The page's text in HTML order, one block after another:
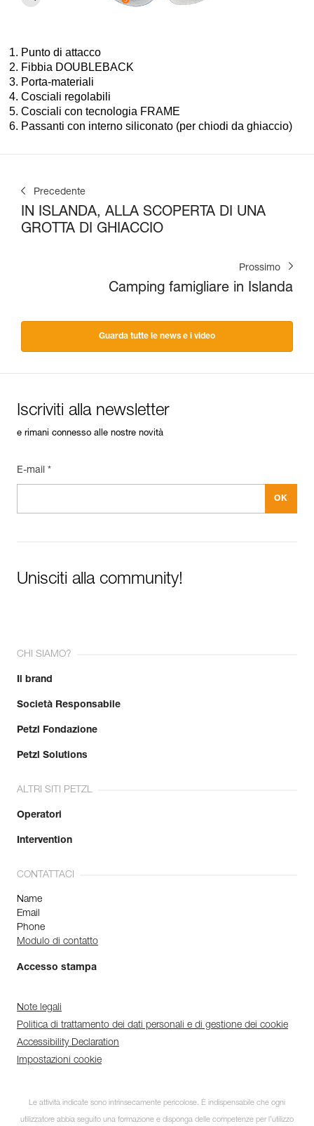
Punto di attacco
Fibbia DOUBLEBACK
Porta-materiali
Cosciali regolabili
Cosciali con tecnologia FRAME
Passanti con interno siliconato (per chiodi da ghiaccio)
Precedente
IN ISLANDA, ALLA SCOPERTA DI UNA
GROTTA DI GHIACCIO
Prossimo
Camping famigliare in Islanda
Guarda tutte le news e i video
Iscriviti alla newsletter
e rimani connesso alle nostre novità
E-mail *
Unisciti alla community!
CHI SIAMO?
Il brand
Società Responsabile
Petzl Fondazione
Petzl Solutions
ALTRI SITI PETZL
Operatori
Intervention
CONTATTACI
Name
Email
Phone
Modulo di contatto
Accesso stampa
Note legali
Politica di trattamento dei dati personali e di gestione dei cookie
Accessibility Declaration
Impostazioni cookie
Le attività indicate sono intrinsecamente pericolose. È indispensabile che ogni
utilizzatore abbia seguito una formazione e disponga delle competenze per l’utilizzo